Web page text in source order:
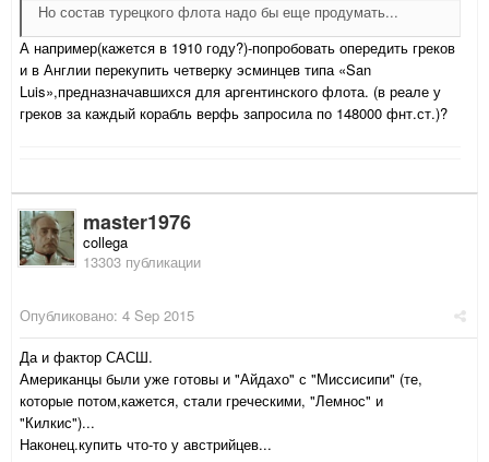
Но состав турецкого флота надо бы еще продумать...
А например(кажется в 1910 году?)-попробовать опередить греков
и в Англии перекупить четверку эсминцев типа «San
Luis»,предназначавшихся для аргентинского флота. (в реале у
греков за каждый корабль верфь запросила по 148000 фнт.ст.)?
master1976
collega
13303 публикации
Опубликовано: 4 Sep 2015
Да и фактор САСШ.
Американцы были уже готовы и "Айдахо" с "Миссисипи" (те,
которые потом,кажется, стали греческими, "Лемнос" и
"Килкис")...
Наконец.купить что-то у австрийцев...